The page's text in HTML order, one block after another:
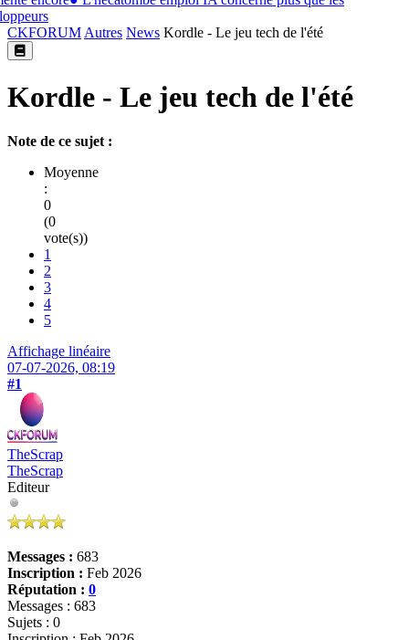
CKFORUMAutres News Kordle - Le jeu tech de l'été
Kordle - Le jeu tech de l'été
Note de ce sujet :
Moyenne
:
0
(0
vote(s))
1
2
3
4
5
Affichage linéaire
07-07-2026, 08:19
#1
TheScrap
TheScrap
Editeur
Messages : 683
Inscription : Feb 2026
Réputation : 0
Messages : 683
Sujets : 0